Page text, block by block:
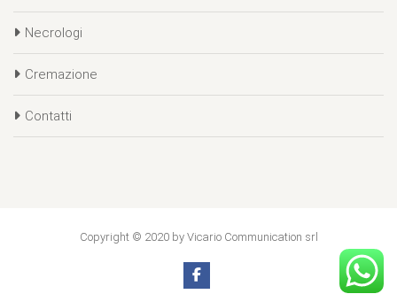
Necrologi
Cremazione
Contatti
Copyright © 2020 by Vicario Communication srl